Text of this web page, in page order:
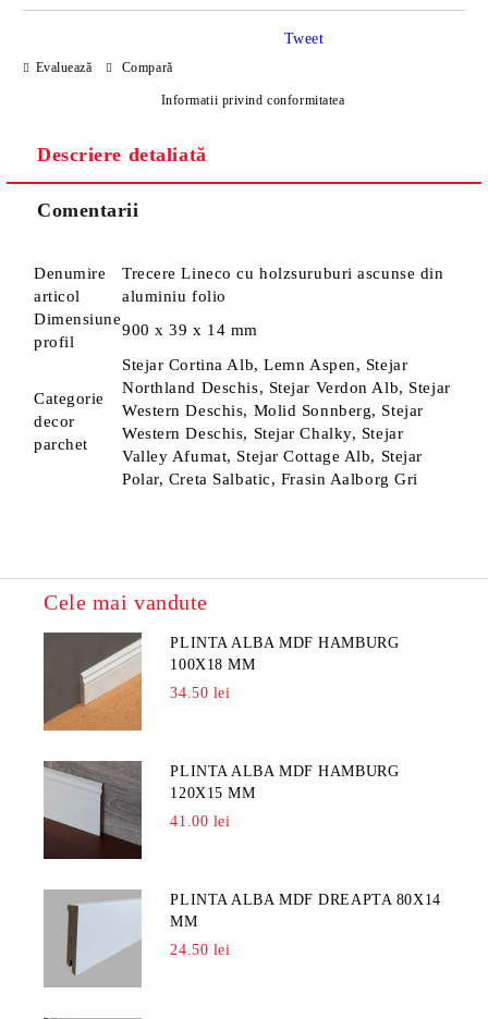
Sunt de acord cuPolitica de confidentialitate
Noi vă vom contacta pentru finalizarea comenzii.
Evaluează Compară
Informatii privind conformitatea
Tweet
Descriere detaliată
Comentarii
Denumire
articol
Trecere Lineco cu holzsuruburi ascunse din
aluminiu folio
Dimensiune
profil
900 x 39 x 14 mm
Categorie
decor
parchet
Stejar Cortina Alb, Lemn Aspen, Stejar
Northland Deschis, Stejar Verdon Alb, Stejar
Western Deschis, Molid Sonnberg, Stejar
Western Deschis, Stejar Chalky, Stejar
Valley Afumat, Stejar Cottage Alb, Stejar
Polar, Creta Salbatic, Frasin Aalborg Gri
Cele mai vandute
PLINTA ALBA MDF HAMBURG
100X18 MM
34.50 lei
PLINTA ALBA MDF HAMBURG
120X15 MM
41.00 lei
PLINTA ALBA MDF DREAPTA 80X14
MM
24.50 lei